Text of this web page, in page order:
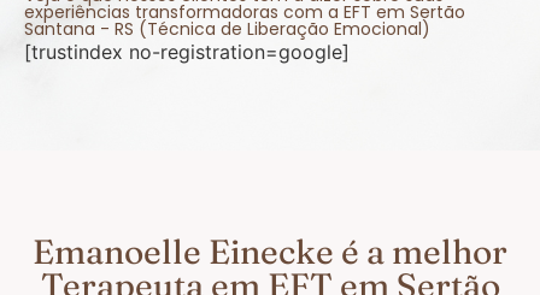
experiências transformadoras com a EFT em Sertão
Santana - RS (Técnica de Liberação Emocional)
[trustindex no-registration=google]
Emanoelle Einecke é a melhor
Terapeuta em EFT em Sertão